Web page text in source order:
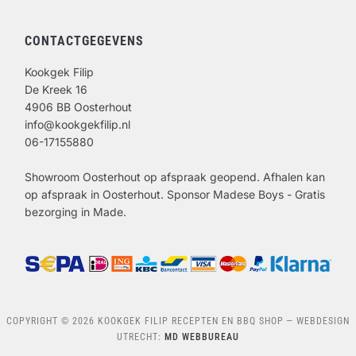
CONTACTGEGEVENS
Kookgek Filip
De Kreek 16
4906 BB Oosterhout
info@kookgekfilip.nl
06-17155880
Showroom Oosterhout op afspraak geopend. Afhalen kan
op afspraak in Oosterhout. Sponsor Madese Boys - Gratis
bezorging in Made.
COPYRIGHT © 2026 KOOKGEK FILIP RECEPTEN EN BBQ SHOP — WEBDESIGN
UTRECHT: MD WEBBUREAU